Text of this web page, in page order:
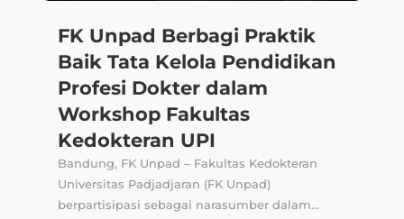
FK Unpad Berbagi Praktik
Baik Tata Kelola Pendidikan
Profesi Dokter dalam
Workshop Fakultas
Kedokteran UPI
Bandung, FK Unpad – Fakultas Kedokteran
Universitas Padjadjaran (FK Unpad)
berpartisipasi sebagai narasumber dalam...